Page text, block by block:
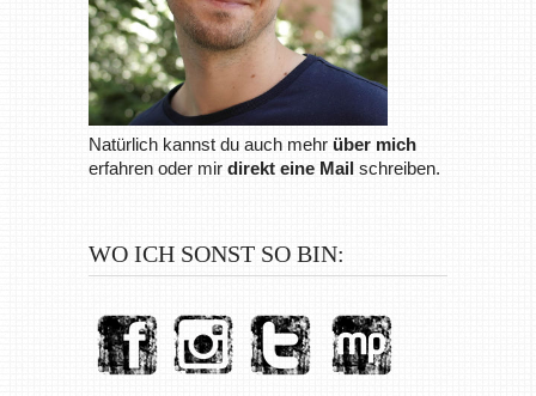
Natürlich kannst du auch mehr über mich
erfahren oder mir direkt eine Mailschreiben.
WO ICH SONST SO BIN: